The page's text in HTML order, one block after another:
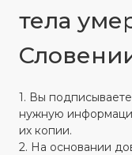
тела
1. Вы
нужную
их копии.
2. На основании